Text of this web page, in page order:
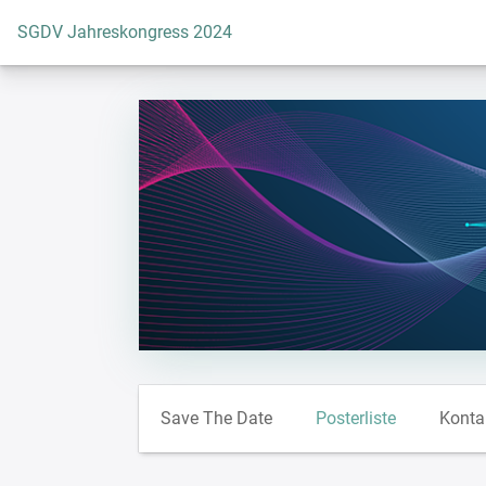
Zur Startseite
SGDV Jahreskongress 2024
Save The Date Posterliste